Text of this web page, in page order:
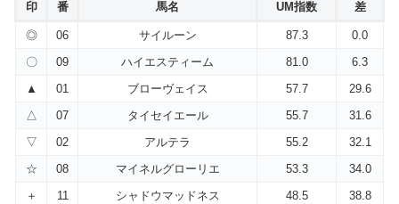
印 番 馬名 UM指数 差
◎ 06 サイルーン 87.3
0.0
〇
09 ハイエスティーム 81.0
6.3
▲
01 ブローヴェイス 57.7
29.6
△
07 タイセイエール 55.7
31.6
▽
02 アルテラ 55.2
32.1
☆
08 マイネルグローリエ 53.3
34.0
＋
11 シャドウマッドネス 48.5
38.8